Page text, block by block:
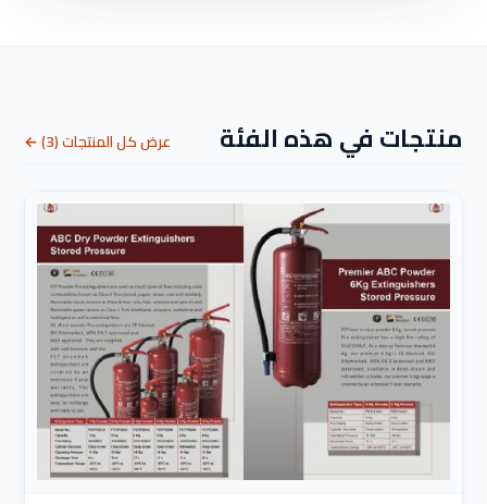
منتجات في هذه الفئة عرض كل المنتجات (3) ←